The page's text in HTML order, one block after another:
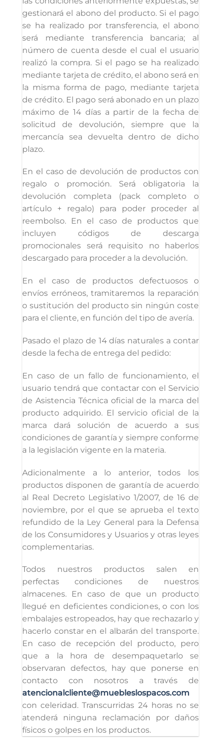
gestionará el abono del producto. Si el pago
se ha realizado por transferencia, el abono
será mediante transferencia bancaria; al
número de cuenta desde el cual el usuario
realizó la compra. Si el pago se ha realizado
mediante tarjeta de crédito, el abono será en
la misma forma de pago, mediante tarjeta
de crédito. El pago será abonado en un plazo
máximo de 14 días a partir de la fecha de
solicitud de devolución, siempre que la
mercancía sea devuelta dentro de dicho
plazo.
En el caso de devolución de productos con
regalo o promoción. Será obligatoria la
devolución completa (pack completo o
artículo + regalo) para poder proceder al
reembolso. En el caso de productos que
incluyen códigos de descarga
promocionales será requisito no haberlos
descargado para proceder a la devolución.
En el caso de productos defectuosos o
envíos erróneos, tramitaremos la reparación
o sustitución del producto sin ningún coste
para el cliente, en función del tipo de avería.
Pasado el plazo de 14 días naturales a contar
desde la fecha de entrega del pedido:
En caso de un fallo de funcionamiento, el
usuario tendrá que contactar con el Servicio
de Asistencia Técnica oficial de la marca del
producto adquirido. El servicio oficial de la
marca dará solución de acuerdo a sus
condiciones de garantía y siempre conforme
a la legislación vigente en la materia.
Adicionalmente a lo anterior, todos los
productos disponen de garantía de acuerdo
al Real Decreto Legislativo 1/2007, de 16 de
noviembre, por el que se aprueba el texto
refundido de la Ley General para la Defensa
de los Consumidores y Usuarios y otras leyes
complementarias.
Todos nuestros productos salen en
perfectas condiciones de nuestros
almacenes. En caso de que un producto
llegué en deficientes condiciones, o con los
embalajes estropeados, hay que rechazarlo y
hacerlo constar en el albarán del transporte.
En caso de recepción del producto, pero
que a la hora de desempaquetarlo se
observaran defectos, hay que ponerse en
contacto con nosotros a través de
atencionalcliente@muebleslospacos.com
con celeridad. Transcurridas 24 horas no se
atenderá ninguna reclamación por daños
físicos o golpes en los productos.